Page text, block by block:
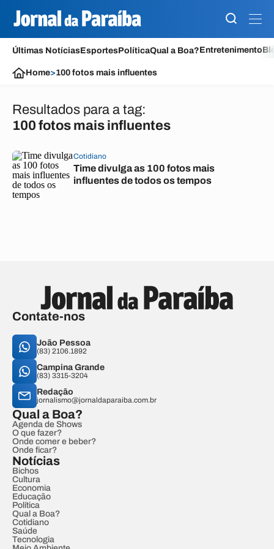
Últimas NotíciasEsportesPolíticaQual a Boa?Entretenimento
Home>100 fotos mais influentes
Resultados para a tag:
100 fotos mais influentes
Cotidiano
Time divulga as 100 fotos mais
influentes de todos os tempos
Contate-nos
João Pessoa
(83) 2106.1892
Campina Grande
(83) 3315-3204
Redação
jornalismo@jornaldaparaiba.com.br
Qual a Boa?
Agenda de Shows
O que fazer?
Onde comer e beber?
Onde ficar?
Notícias
Bichos
Cultura
Economia
Educação
Política
Qual a Boa?
Cotidiano
Saúde
Tecnologia